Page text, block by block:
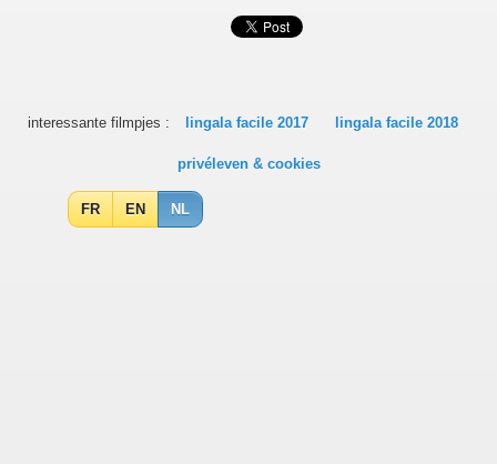
interessante filmpjes : lingala facile 2017 lingala facile 2018
privéleven & cookies
FR EN NL